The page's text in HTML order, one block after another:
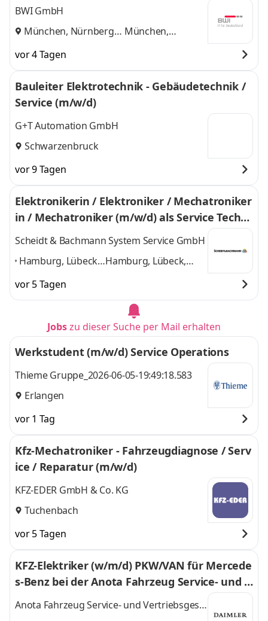
BWI GmbH
München, Nürnberg
München,
vor 4 Tagen
Bauleiter Elektrotechnik - Gebäudetechnik /
Service (m/w/d)
G+T Automation GmbH
Schwarzenbruck
vor 9 Tagen
Elektronikerin / Elektroniker / Mechatroniker
in / Mechatroniker (m/w/d) als Service Techni
ker Kassensysteme
Scheidt & Bachmann System Service GmbH
Hamburg, Lübeck,
Nürnberg, Stade,
Stuttgart, Villingen-
Hamburg, Lübeck,
Stuttgart, Villingen-
Schwenningen
weitere
vor 5 Tagen
Jobszu dieser Suche per Mail erhalten
Werkstudent (m/w/d) Service Operations
Thieme Gruppe_2026-06-05-19:49:18.583
Erlangen
vor 1 Tag
Kfz-Mechatroniker - Fahrzeugdiagnose / Serv
ice / Reparatur (m/w/d)
KFZ-EDER GmbH & Co. KG
Tuchenbach
vor 5 Tagen
KFZ-Elektriker (w/m/d) PKW/VAN für Mercede
s-Benz bei der Anota Fahrzeug Service- und V
ertriebsgesellschaft mbH, Fürth, Schwabache
Anota Fahrzeug Service- und Vertriebsges.